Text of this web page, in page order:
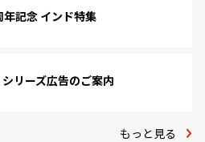
記念 インド特集
シリーズ広告のご案内
もっと見る